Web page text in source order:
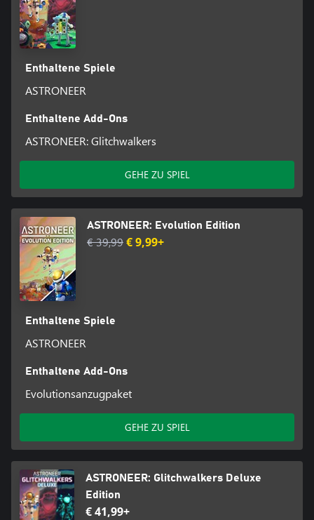
Enthaltene Spiele
ASTRONEER
Enthaltene Add-Ons
ASTRONEER: Glitchwalkers
GEHE ZU SPIEL
ASTRONEER: Evolution Edition
€ 39,99€ 9,99+
Enthaltene Spiele
ASTRONEER
Enthaltene Add-Ons
Evolutionsanzugpaket
GEHE ZU SPIEL
ASTRONEER: Glitchwalkers Deluxe
Edition
€ 41,99+